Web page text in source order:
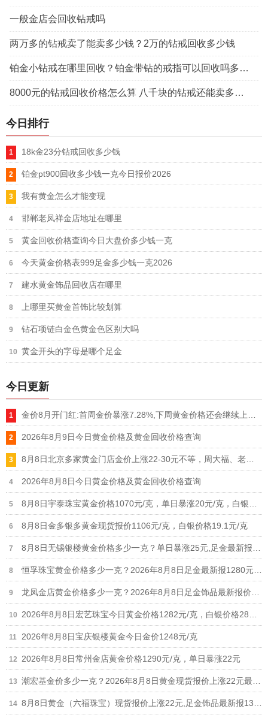
一般金店会回收钻戒吗
两万多的钻戒卖了能卖多少钱？2万的钻戒回收多少钱
铂金小钻戒在哪里回收？铂金带钻的戒指可以回收吗多少钱？
8000元的钻戒回收价格怎么算 八千块的钻戒还能卖多少钱
今日排行
18k金23分钻戒回收多少钱
铂金pt900回收多少钱一克今日报价2026
我有黄金怎么才能变现
邯郸老凤祥金店地址在哪里
黄金回收价格查询今日大盘价多少钱一克
今天黄金价格表999足金多少钱一克2026
建水黄金饰品回收店在哪里
上哪里买黄金首饰比较划算
钻石项链白金色黄金色区别大吗
黄金开头的字母是哪个足金
今日更新
2026年8月9日今日黄金价格及黄金回收价格查询
2026年8月8日今日黄金价格及黄金回收价格查询
8月8日金多银多黄金现货报价1106元/克，白银价格19.1元/克
2026年8月8日宝庆银楼黄金今日金价1248元/克
2026年8月8日常州金店黄金价格1290元/克，单日暴涨22元